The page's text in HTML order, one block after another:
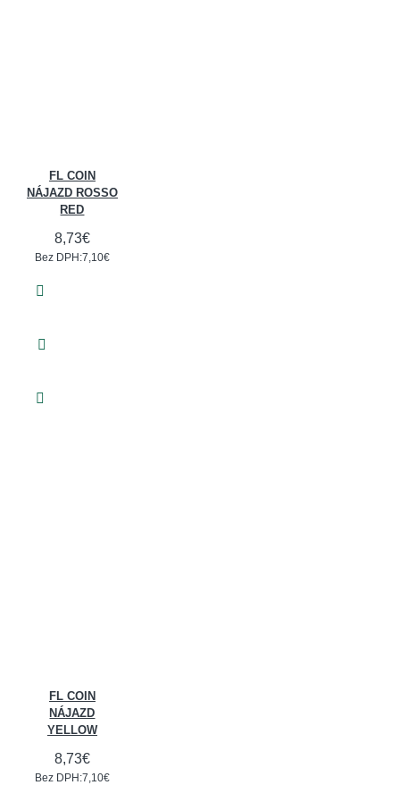
FL COIN
NÁJAZD ROSSO
RED
8,73€
Bez DPH:7,10€
FL COIN
NÁJAZD
YELLOW
8,73€
Bez DPH:7,10€